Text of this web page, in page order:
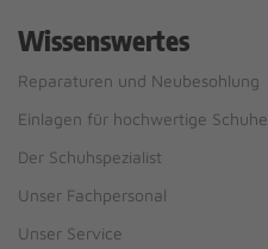
Wissenswertes
Reparaturen und Neubesohlung
Einlagen für hochwertige Schuhe
Der Schuhspezialist
Unser Fachpersonal
Unser Service